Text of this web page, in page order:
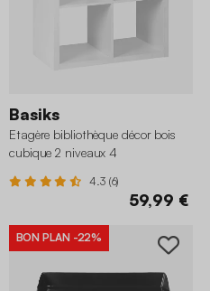
Basiks
Etagère bibliothèque décor bois
cubique 2 niveaux 4
4.3 (6)
59,99 €
BON PLAN -22%